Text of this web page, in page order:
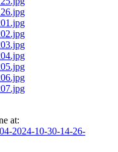
at:
2024-10-30-14-26-